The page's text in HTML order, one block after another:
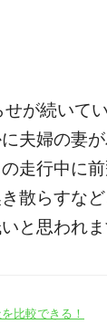
が続いて
夫婦の妻
走行中に
散らすな
と思われま
比較できる！